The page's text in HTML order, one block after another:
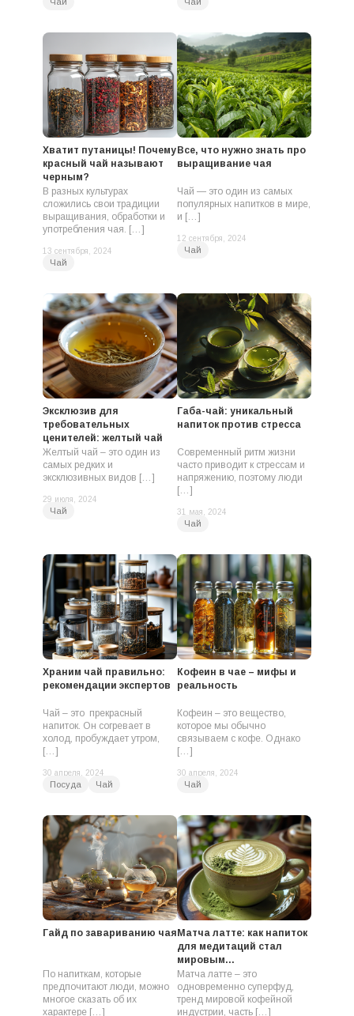
Хватит путаницы! Почему
красный чай называют
черным?
В разных культурах
сложились свои традиции
выращивания, обработки и
употребления чая. […]
13 сентября, 2024
Чай
Все, что нужно знать про
выращивание чая
Чай — это один из самых
популярных напитков в мире,
и […]
12 сентября, 2024
Чай
Эксклюзив для
требовательных
ценителей: желтый чай
Желтый чай – это один из
самых редких и
эксклюзивных видов […]
29 июля, 2024
Чай
Габа-чай: уникальный
напиток против стресса
Современный ритм жизни
часто приводит к стрессам и
напряжению, поэтому люди
[…]
31 мая, 2024
Чай
Храним чай правильно:
рекомендации экспертов
Чай – это прекрасный
напиток. Он согревает в
холод, пробуждает утром,
[…]
30 апреля, 2024
Посуда Чай
Кофеин в чае – мифы и
реальность
Кофеин – это вещество,
которое мы обычно
связываем с кофе. Однако
[…]
30 апреля, 2024
Чай
Гайд по завариванию чая
По напиткам, которые
предпочитают люди, можно
многое сказать об их
характере […]
Матча латте: как напиток
для медитаций стал
мировым...
Матча латте – это
одновременно суперфуд,
тренд мировой кофейной
индустрии, часть […]